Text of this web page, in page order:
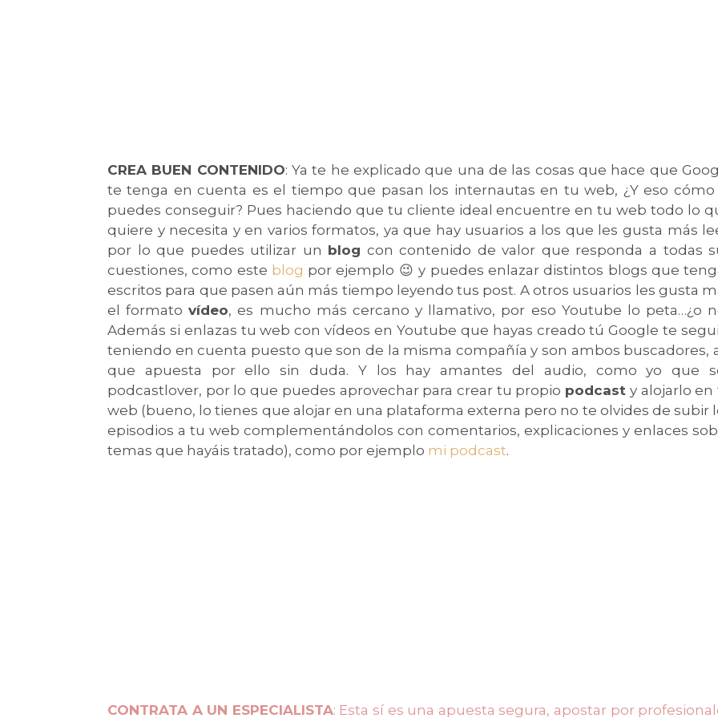
CREA BUEN CONTENIDO: Ya te he explicado que una de las cosas que hace que
te tenga en cuenta es el tiempo que pasan los internautas en tu web, ¿Y eso cómo
puedes conseguir? Pues haciendo que tu cliente ideal encuentre en tu web todo lo
quiere y necesita y en varios formatos, ya que hay usuarios a los que les gusta más
por lo que puedes utilizar un blog con contenido de valor que responda a todas
cuestiones, como este blog por ejemplo 😉 y puedes enlazar distintos blogs que
escritos para que pasen aún más tiempo leyendo tus post. A otros usuarios les gusta
el formatovídeo, es mucho más cercano y llamativo, por eso Youtube lo peta…¿o
Además si enlazas tu web con vídeos en Youtube que hayas creado tú Google te
teniendo en cuenta puesto que son de la misma compañía y son ambos buscadores,
que apuesta por ello sin duda. Y los hay amantes del audio, como yo que
podcastlover, por lo que puedes aprovechar para crear tu propio podcast y alojarlo en
web (bueno, lo tienes que alojar en una plataforma externa pero no te olvides de subir
episodios a tu web complementándolos con comentarios, explicaciones y enlaces
temas que hayáis tratado), como por ejemplo mi podcast.
CONTRATA A UN ESPECIALISTA: Esta sí es una apuesta segura, apostar por